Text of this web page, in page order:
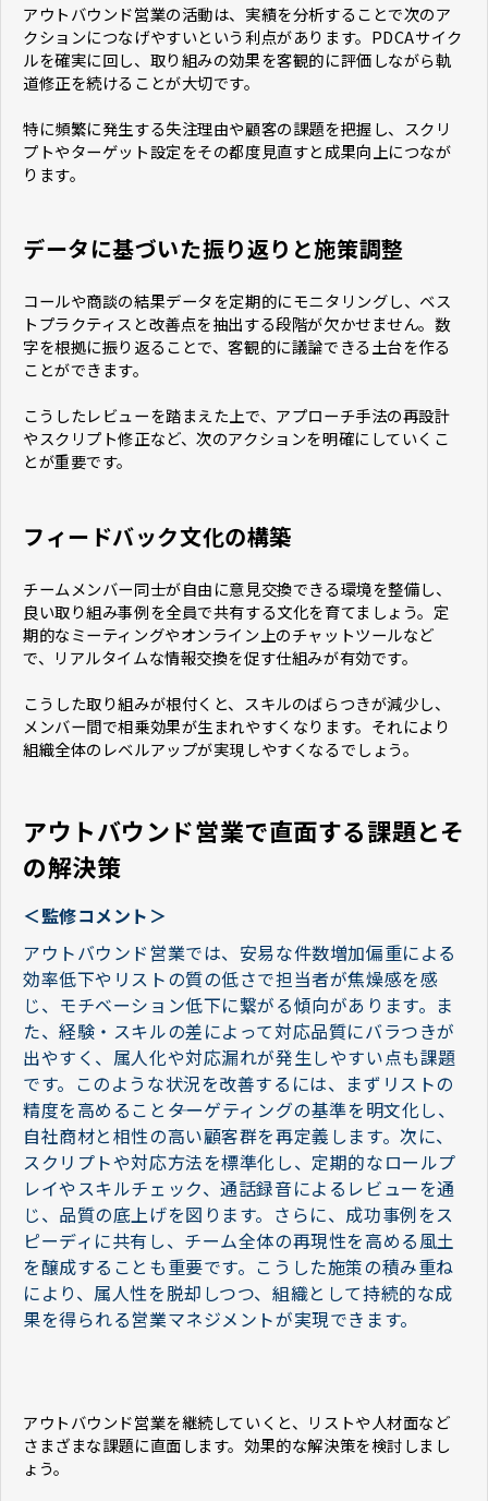
アウトバウンド営業の活動は、実績を分析することで次のア
クションにつなげやすいという利点があります。PDCAサイク
ルを確実に回し、取り組みの効果を客観的に評価しながら軌
道修正を続けることが大切です。
特に頻繁に発生する失注理由や顧客の課題を把握し、スクリ
プトやターゲット設定をその都度見直すと成果向上につなが
ります。
データに基づいた振り返りと施策調整
コールや商談の結果データを定期的にモニタリングし、ベス
トプラクティスと改善点を抽出する段階が欠かせません。数
字を根拠に振り返ることで、客観的に議論できる土台を作る
ことができます。
こうしたレビューを踏まえた上で、アプローチ手法の再設計
やスクリプト修正など、次のアクションを明確にしていくこ
とが重要です。
フィードバック文化の構築
チームメンバー同士が自由に意見交換できる環境を整備し、
良い取り組み事例を全員で共有する文化を育てましょう。定
期的なミーティングやオンライン上のチャットツールなど
で、リアルタイムな情報交換を促す仕組みが有効です。
こうした取り組みが根付くと、スキルのばらつきが減少し、
メンバー間で相乗効果が生まれやすくなります。それにより
組織全体のレベルアップが実現しやすくなるでしょう。
アウトバウンド営業で直面する課題とそ
の解決策
＜監修コメント＞
アウトバウンド営業では、安易な件数増加偏重による
効率低下やリストの質の低さで担当者が焦燥感を感
じ、モチベーション低下に繋がる傾向があります。ま
た、経験・スキルの差によって対応品質にバラつきが
出やすく、属人化や対応漏れが発生しやすい点も課題
です。このような状況を改善するには、まずリストの
精度を高めること――ターゲティングの基準を明文化し、
自社商材と相性の高い顧客群を再定義します。次に、
スクリプトや対応方法を標準化し、定期的なロールプ
レイやスキルチェック、通話録音によるレビューを通
じ、品質の底上げを図ります。さらに、成功事例をス
ピーディに共有し、チーム全体の再現性を高める風土
を醸成することも重要です。こうした施策の積み重ね
により、属人性を脱却しつつ、組織として持続的な成
果を得られる営業マネジメントが実現できます。
アウトバウンド営業を継続していくと、リストや人材面など
さまざまな課題に直面します。効果的な解決策を検討しまし
ょう。